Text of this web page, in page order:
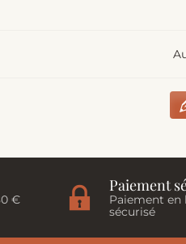
€
Paiement
Paiement en
sécurisé